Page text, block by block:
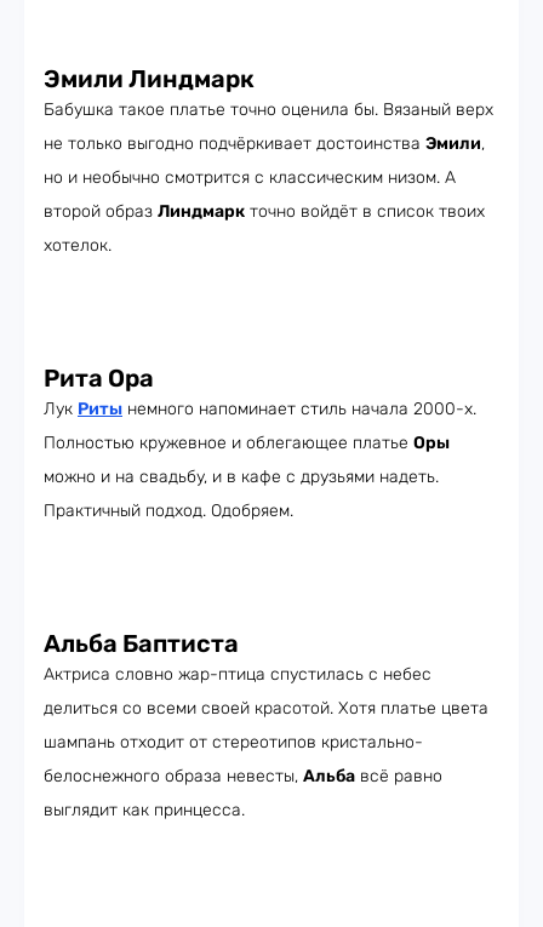
Эмили Линдмарк
Бабушка такое платье точно оценила бы. Вязаный верх
не только выгодно подчёркивает достоинства Эмили,
но и необычно смотрится с классическим низом. А
второй образ Линдмарк точно войдёт в список твоих
хотелок.
Рита Ора
Лук Риты немного напоминает стиль начала 2000-х.
Полностью кружевное и облегающее платье Оры
можно и на свадьбу, и в кафе с друзьями надеть.
Практичный подход. Одобряем.
Альба Баптиста
Актриса словно жар-птица спустилась с небес
делиться со всеми своей красотой. Хотя платье цвета
шампань отходит от стереотипов кристально-
белоснежного образа невесты, Альба всё равно
выглядит как принцесса.